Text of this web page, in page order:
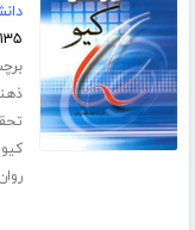
۱۳۵ صفحه
کیو